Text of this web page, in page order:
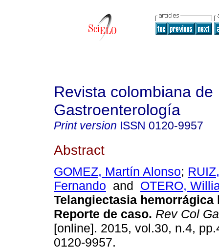
Revista colombiana de
Gastroenterología
Print version ISSN 0120-9957
Abstract
GOMEZ, Martín Alonso;
Fernando and OTERO,
Telangiectasia hemorrágica
Reporte de caso. Rev Col
[online]. 2015, vol.30, n.4,
0120-9957.